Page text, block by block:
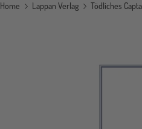
Home Lappan Verlag Tödliches